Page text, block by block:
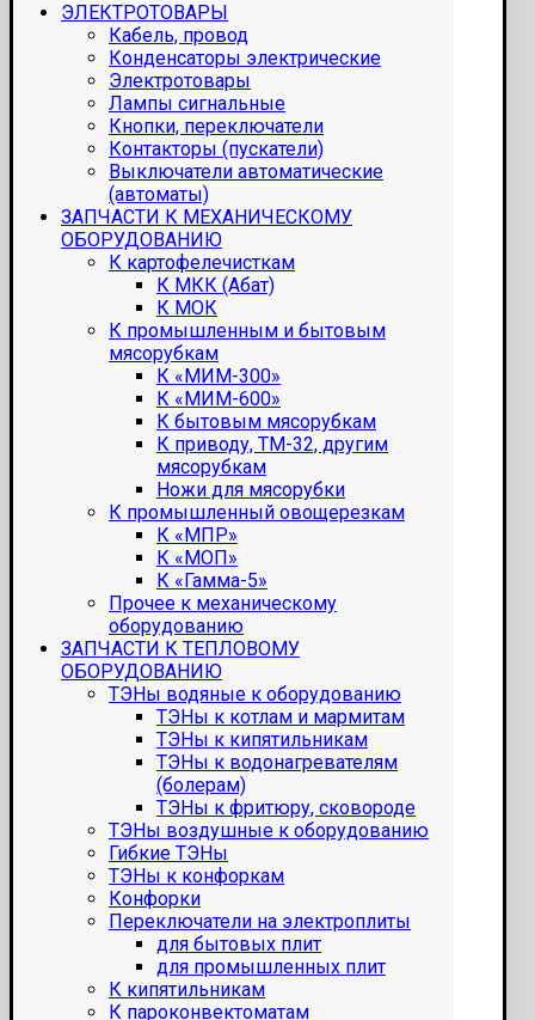
ЭЛЕКТРОТОВАРЫ
Кабель, провод
Конденсаторы электрические
Электротовары
Лампы сигнальные
Кнопки, переключатели
Контакторы (пускатели)
Выключатели автоматические
(автоматы)
ЗАПЧАСТИ К МЕХАНИЧЕСКОМУ
ОБОРУДОВАНИЮ
К картофелечисткам
К МКК (Абат)
К МОК
К промышленным и бытовым
мясорубкам
К «МИМ-300»
К «МИМ-600»
К бытовым мясорубкам
К приводу, ТМ-32, другим
мясорубкам
Ножи для мясорубки
К промышленный овощерезкам
К «МПР»
К «МОП»
К «Гамма-5»
Прочее к механическому
оборудованию
ЗАПЧАСТИ К ТЕПЛОВОМУ
ОБОРУДОВАНИЮ
ТЭНы водяные к оборудованию
ТЭНы к котлам и мармитам
ТЭНы к кипятильникам
ТЭНы к водонагревателям
(болерам)
ТЭНы к фритюру, сковороде
ТЭНы воздушные к оборудованию
Гибкие ТЭНы
ТЭНы к конфоркам
Конфорки
Переключатели на электроплиты
для бытовых плит
для промышленных плит
К кипятильникам
К пароконвектоматам